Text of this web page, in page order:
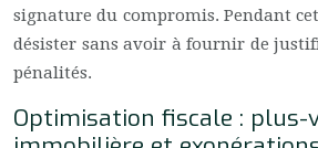
signature du compromis. Pendant
désister sans avoir à fournir de
pénalités.
Optimisation fiscale : plus-